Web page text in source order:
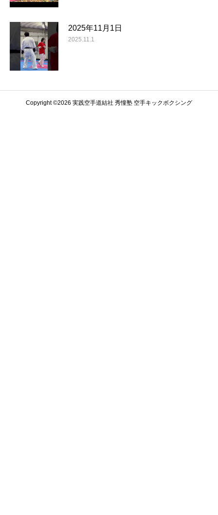
2025年11月1日
2025.11.1
Copyright ©️2026 実践空手道結社 秀憧塾 空手キックボクシング